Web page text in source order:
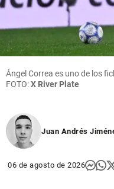
Ángel Correa es uno de los
FOTO:X River Plate
Juan Andrés
06 de agosto de 2026